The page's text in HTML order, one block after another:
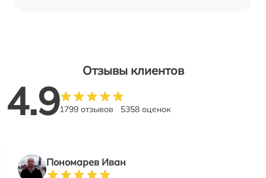
Отзывы клиентов
4.91799 отзывов 5358 оценок
Пономарев Иван